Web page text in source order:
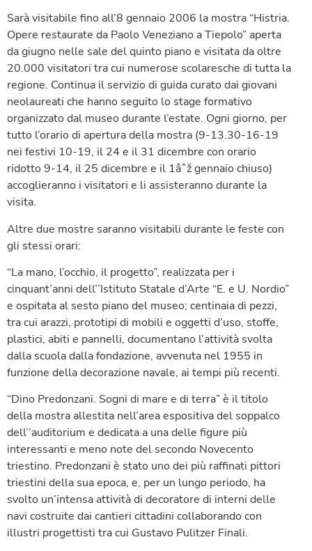
Sarà visitabile fino all’8 gennaio 2006 la mostra “Histria.
Opere restaurate da Paolo Veneziano a Tiepolo” aperta
da giugno nelle sale del quinto piano e visitata da oltre
20.000 visitatori tra cui numerose scolaresche di tutta la
regione. Continua il servizio di guida curato dai giovani
neolaureati che hanno seguito lo stage formativo
organizzato dal museo durante l’estate. Ogni giorno, per
tutto l’orario di apertura della mostra (9-13.30-16-19
nei festivi 10-19, il 24 e il 31 dicembre con orario
ridotto 9-14, il 25 dicembre e il 1âˆž gennaio chiuso)
accoglieranno i visitatori e li assisteranno durante la
visita.
Altre due mostre saranno visitabili durante le feste con
gli stessi orari:
“La mano, l’occhio, il progetto”, realizzata per i
cinquant’anni dell’’Istituto Statale d’Arte “E. e U. Nordio”
e ospitata al sesto piano del museo; centinaia di pezzi,
tra cui arazzi, prototipi di mobili e oggetti d’uso, stoffe,
plastici, abiti e pannelli, documentano l’attività svolta
dalla scuola dalla fondazione, avvenuta nel 1955 in
funzione della decorazione navale, ai tempi più recenti.
“Dino Predonzani. Sogni di mare e di terra” è il titolo
della mostra allestita nell’area espositiva del soppalco
dell’’auditorium e dedicata a una delle figure più
interessanti e meno note del secondo Novecento
triestino. Predonzani è stato uno dei più raffinati pittori
triestini della sua epoca, e, per un lungo periodo, ha
svolto un’intensa attività di decoratore di interni delle
navi costruite dai cantieri cittadini collaborando con
illustri progettisti tra cui Gustavo Pulitzer Finali.